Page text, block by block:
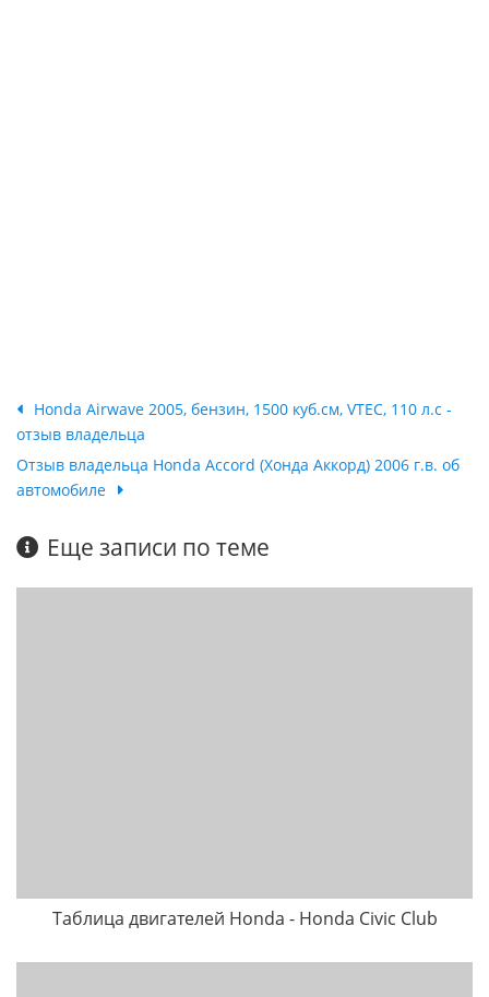
Honda Airwave 2005, бензин, 1500 куб.см, VTEC, 110 л.с -
отзыв владельца
Отзыв владельца Honda Accord (Хонда Аккорд) 2006 г.в. об
автомобиле
Еще записи по теме
Таблица двигателей Honda - Honda Civic Club